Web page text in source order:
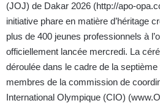
(JOJ) de Dakar 2026 (http://apo-
initiative phare en matière d’héritage
plus de 400 jeunes professionnels à
officiellement lancée mercredi. La
déroulée dans le cadre de la
membres de la commission de
International Olympique (CIO) (